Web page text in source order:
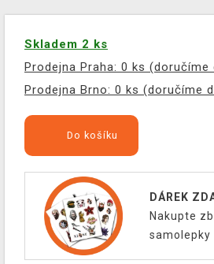
Skladem 2 ks
Prodejna Praha: 0 ks (doručíme
Prodejna Brno: 0 ks (doručíme
Do košíku
DÁREK
Nakupte
samolepky